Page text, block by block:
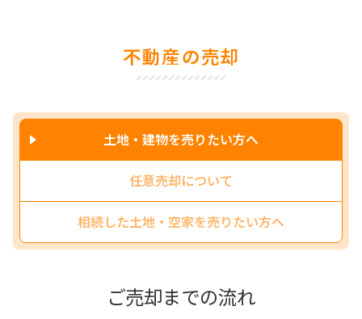
不動産の売却
土地・建物を売りたい方へ
任意売却について
相続した土地・空家を売りたい方へ
ご売却までの流れ